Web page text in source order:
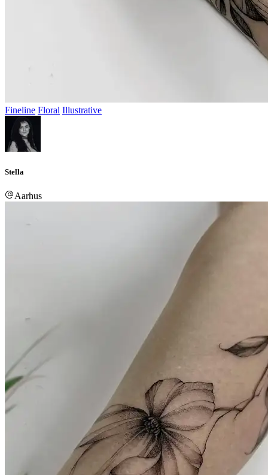
Fineline Floral Illustrative
Stella
Aarhus